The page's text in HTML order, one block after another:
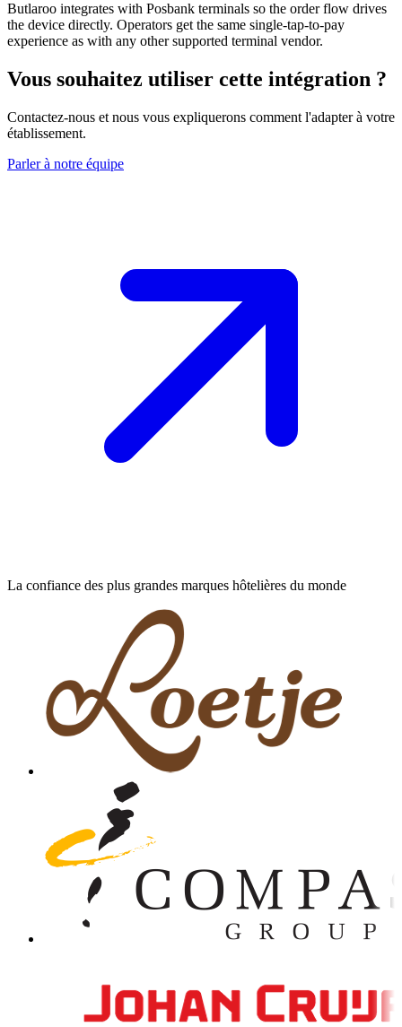
Butlaroo integrates with Posbank terminals so the order flow drives
the device directly. Operators get the same single-tap-to-pay
experience as with any other supported terminal vendor.
Vous souhaitez utiliser cette intégration ?
Contactez-nous et nous vous expliquerons comment l'adapter à votre
établissement.
Parler à notre équipe
La confiance des plus grandes marques hôtelières du monde